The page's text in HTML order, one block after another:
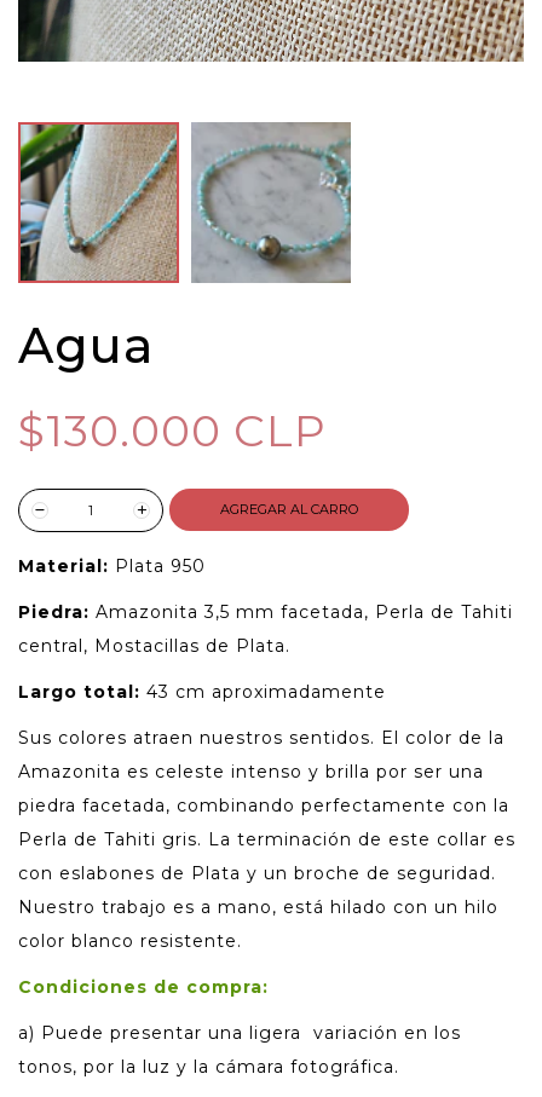
Agua
$130.000 CLP
AGREGAR AL CARRO
Material: Plata 950
Piedra: Amazonita 3,5 mm facetada, Perla de Tahiti
central, Mostacillas de Plata.
Largo total: 43 cm aproximadamente
Sus colores atraen nuestros sentidos. El color de la
Amazonita es celeste intenso y brilla por ser una
piedra facetada, combinando perfectamente con la
Perla de Tahiti gris. La terminación de este collar es
con eslabones de Plata y un broche de seguridad.
Nuestro trabajo es a mano, está hilado con un hilo
color blanco resistente.
Condiciones de compra:
a) Puede presentar una ligera variación en los
tonos, por la luz y la cámara fotográfica.